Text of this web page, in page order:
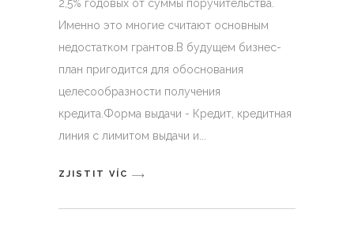
2,5% годовых от суммы поручительства.
Именно это многие считают основным
недостатком грантов.В будущем бизнес-
план пригодится для обоснования
целесообразности получения
кредита.Форма выдачи - Кредит, кредитная
линия с лимитом выдачи и
ZJISTIT VÍC